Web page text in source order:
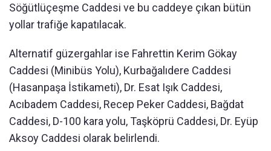
Söğütlüçeşme Caddesi ve bu caddeye çıkan bütün
yollar trafiğe kapatılacak.
Alternatif güzergahlar ise Fahrettin Kerim Gökay
Caddesi (Minibüs Yolu), Kurbağalıdere Caddesi
(Hasanpaşa İstikameti), Dr. Esat Işık Caddesi,
Acıbadem Caddesi, Recep Peker Caddesi, Bağdat
Caddesi, D-100 kara yolu, Taşköprü Caddesi, Dr. Eyüp
Aksoy Caddesi olarak belirlendi.